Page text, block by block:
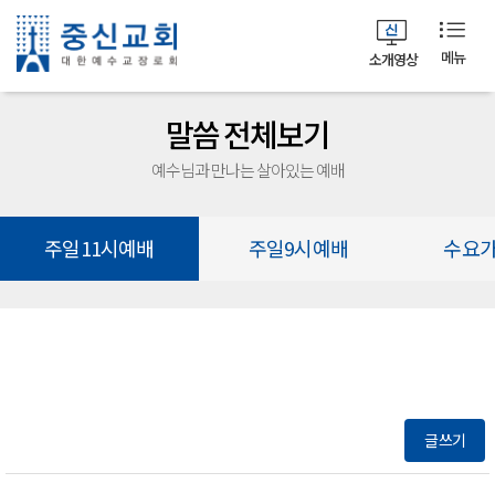
메뉴
소개영상
말씀 전체보기
예수님과 만나는 살아있는 예배
주일11시예배 주일9시예배 수요
글쓰기